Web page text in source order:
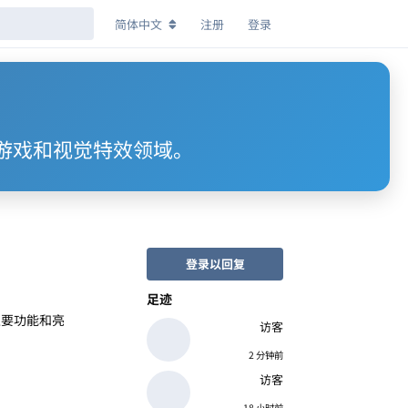
简体中文 注册 登录
和视觉特效领域。
登录以回复
足迹
访客
2 分钟前
访客
功能和亮